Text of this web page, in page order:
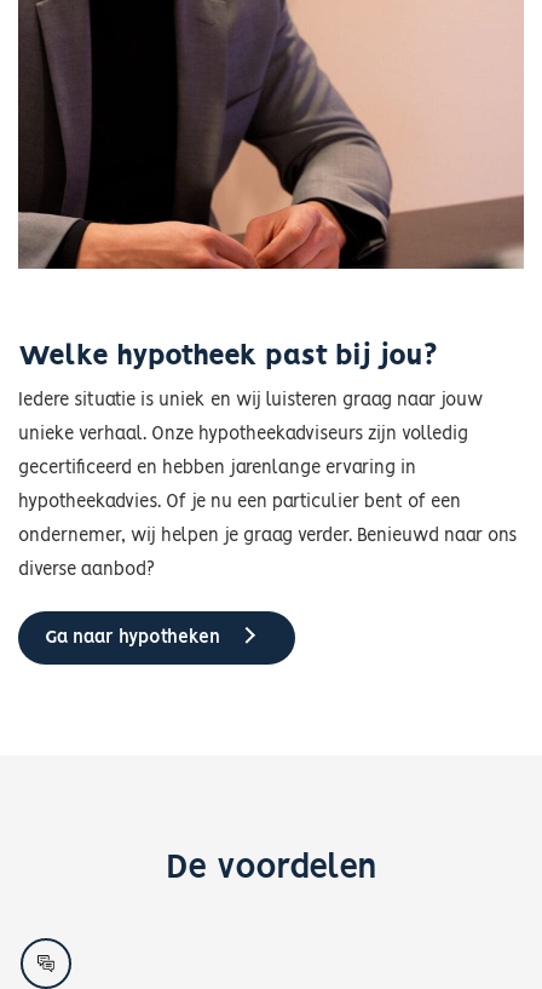
Welke hypotheek past bij jou?
Iedere situatie is uniek en wij luisteren graag naar jouw
unieke verhaal. Onze hypotheekadviseurs zijn volledig
gecertificeerd en hebben jarenlange ervaring in
hypotheekadvies. Of je nu een particulier bent of een
ondernemer, wij helpen je graag verder. Benieuwd naar ons
diverse aanbod?
Ga naar hypotheken
De voordelen